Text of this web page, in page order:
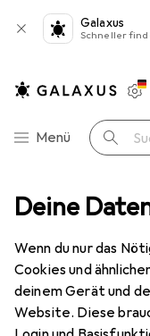
Deine
Wenn du nur das
Cookies und
deinem Gerät und
Website. Diese
Galaxus
Schneller
Navigation nach
Menü Suche
Spielfahrzeuge
EUR
18,03